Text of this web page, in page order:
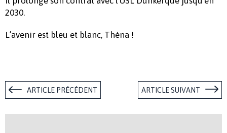
2030.
L’avenir est bleu et blanc, Théna !
ARTICLE PRÉCÉDENT ARTICLE SUIVANT